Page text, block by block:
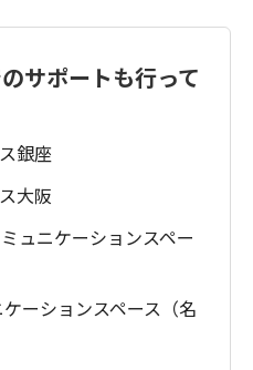
サポートも行って
銀座
大阪
ュニケーションスペー
ーションスペース（名